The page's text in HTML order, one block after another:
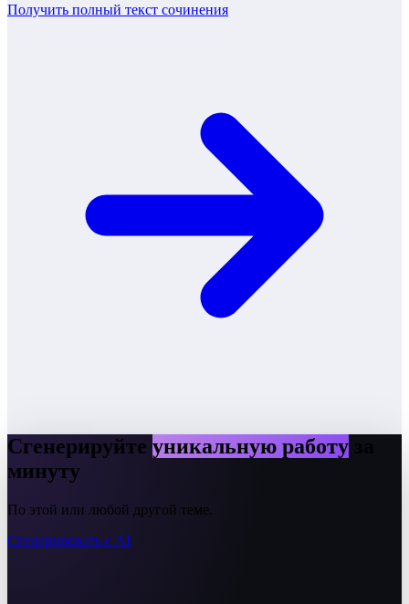
Получить полный текст сочинения
Сгенерируйте уникальную работу
минуту
По этой или любой другой теме.
Сгенерировать с AI